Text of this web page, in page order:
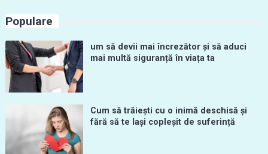
Populare
um să devii mai încrezător și să aduci
mai multă siguranță în viața ta
Cum să trăiești cu o inimă deschisă și
fără să te lași copleșit de suferință